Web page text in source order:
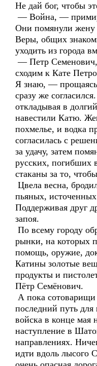
Не дай бог, чтобы
— Война, —
Они помянули жену
Веры, общих
уходить из города
— Петр Семенович,
сходим к Кате
Я знаю, —
сразу же
откладывая в
навестили Катю.
похмелье, и водка
согласилась с
за удачу, затем
русских, погибших
стаканы за то,
Цвела весна,
пьяных,
Поддерживая друг
запоя.
По всему городу
рынки, на которых
помощь, оружие,
Катины золотые
продукты и
Пётр Семёнович.
А пока сотоварищи
последний путь
войска в конце мая
наступление в
направлениях.
идти вдоль лысого